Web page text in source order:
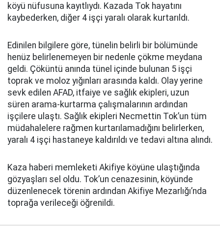
köyü nüfusuna kayıtlıydı. Kazada Tok hayatını
kaybederken, diğer 4 işçi yaralı olarak kurtarıldı.
Edinilen bilgilere göre, tünelin belirli bir bölümünde
henüz belirlenemeyen bir nedenle çökme meydana
geldi. Çöküntü anında tünel içinde bulunan 5 işçi
toprak ve moloz yığınları arasında kaldı. Olay yerine
sevk edilen AFAD, itfaiye ve sağlık ekipleri, uzun
süren arama-kurtarma çalışmalarının ardından
işçilere ulaştı. Sağlık ekipleri Necmettin Tok’un tüm
müdahalelere rağmen kurtarılamadığını belirlerken,
yaralı 4 işçi hastaneye kaldırıldı ve tedavi altına alındı.
Kaza haberi memleketi Akifiye köyüne ulaştığında
gözyaşları sel oldu. Tok’un cenazesinin, köyünde
düzenlenecek törenin ardından Akifiye Mezarlığı’nda
toprağa verileceği öğrenildi.